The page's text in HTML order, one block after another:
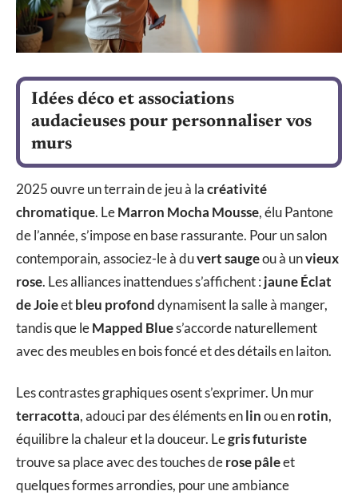
Idées déco et associations
audacieuses pour personnaliser vos
murs
2025 ouvre un terrain de jeu à lacréativité
chromatique. LeMarron Mocha Mousse, élu Pantone
de l’année, s’impose en base rassurante. Pour un salon
contemporain, associez-le à duvert saugeou à unvieux
rose. Les alliances inattendues s’affichent : jaune Éclat
de Joieetbleu profonddynamisent la salle à manger,
tandis que leMapped Blues’accorde naturellement
avec des meubles en bois foncé et des détails en laiton.
Les contrastes graphiques osent s’exprimer. Un mur
terracotta, adouci par des éléments enlinou enrotin,
équilibre la chaleur et la douceur. Legris futuriste
trouve sa place avec des touches derose pâleet
quelques formes arrondies, pour une ambiance